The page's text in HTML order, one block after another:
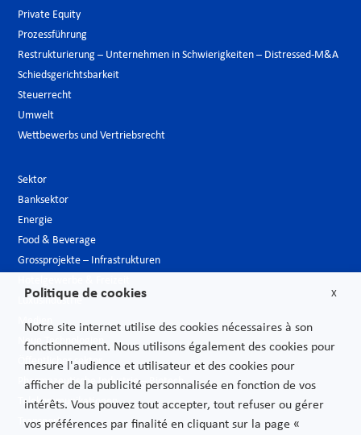
Private Equity
Prozessführung
Restrukturierung – Unternehmen in Schwierigkeiten – Distressed-M&A
Schiedsgerichtsbarkeit
Steuerrecht
Umwelt
Wettbewerbs und Vertriebsrecht
Sektor
Banksektor
Energie
Food & Beverage
Grossprojekte – Infrastrukturen
Luxusindustrie
Medien
Neue Technologien
Öffentlicher sektor
Pharmazeutische Industrie – Biotech
Telekommunikationen
Transport
X
Politique de cookies
Notre site internet utilise des cookies nécessaires à son
fonctionnement. Nous utilisons également des cookies pour
mesure l'audience et utilisateur et des cookies pour
afficher de la publicité personnalisée en fonction de vos
intérêts. Vous pouvez tout accepter, tout refuser ou gérer
vos préférences par finalité en cliquant sur la page «